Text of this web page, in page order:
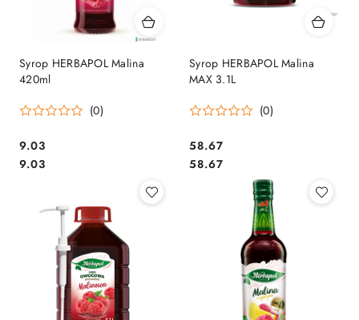
Syrop HERBAPOL Malina
420ml
(0)
Cena:
9.03
Cena:
9.03
Syrop HERBAPOL Malina
MAX 3.1L
(0)
Cena:
58.67
Cena:
58.67